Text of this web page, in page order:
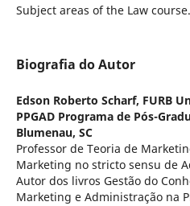
Subject areas of the Law course.
Biografia do Autor
Edson Roberto Scharf, FURB
PPGAD Programa de Pós-
Blumenau, SC
Professor de Teoria de
Marketing no stricto sensu de
Autor dos livros Gestão do
Marketing e Administração na